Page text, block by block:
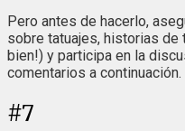
Pero antes de hacerlo,
sobre tatuajes, historias de
bien!) y participa en la
comentarios a continuación.
#7